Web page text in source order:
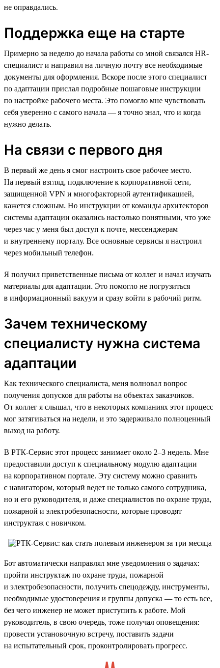
не оправдались.
Поддержка еще на старте
Примерно за неделю до начала работы со мной связался HR-
специалист и направил на личную почту все необходимые
документы для оформления. Вскоре после этого специалист
по адаптации прислал подробные пошаговые инструкции
по настройке рабочего места. Это помогло мне чувствовать
себя уверенно с самого начала — я точно знал, что и когда
нужно делать.
На связи с первого дня
В первый же день я смог настроить свое рабочее место.
На первый взгляд, подключение к корпоративной сети,
защищенной VPN и многофакторной аутентификацией,
кажется сложным. Но инструкции от команды архитекторов
системы адаптации оказались настолько понятными, что уже
через час у меня был доступ к почте, мессенджерам
и внутреннему порталу. Все основные сервисы я настроил
через мобильный телефон.
Я получил приветственные письма от коллег и начал изучать
материалы для адаптации. Это помогло не погрузиться
в информационный вакуум и сразу войти в рабочий ритм.
Зачем техническому
специалисту нужна система
адаптации
Как технического специалиста, меня волновал вопрос
получения допусков для работы на объектах заказчиков.
От коллег я слышал, что в некоторых компаниях этот процесс
мог затягиваться на недели, и это задерживало полноценный
выход на работу.
В РТК-Сервис этот процесс занимает около 2–3 недель. Мне
предоставили доступ к специальному модулю адаптации
на корпоративном портале. Эту систему можно сравнить
с навигатором, который ведет не только самого сотрудника,
но и его руководителя, и даже специалистов по охране труда,
пожарной и электробезопасности, которые проводят
инструктаж с новичком.
Бот автоматически направлял мне уведомления о задачах:
пройти инструктаж по охране труда, пожарной
и электробезопасности, получить спецодежду, инструменты,
необходимые удостоверения и группы допуска — то есть все,
без чего инженер не может приступить к работе. Мой
руководитель, в свою очередь, тоже получал оповещения:
провести установочную встречу, поставить задачи
на испытательный срок, проконтролировать прогресс.